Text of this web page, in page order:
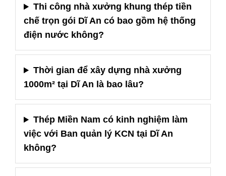
Thi công nhà xưởng khung thép tiền
chế trọn gói Dĩ An có bao gồm hệ thống
điện nước không?
Thời gian để xây dựng nhà xưởng
1000m² tại Dĩ An là bao lâu?
Thép Miền Nam có kinh nghiệm làm
việc với Ban quản lý KCN tại Dĩ An
không?